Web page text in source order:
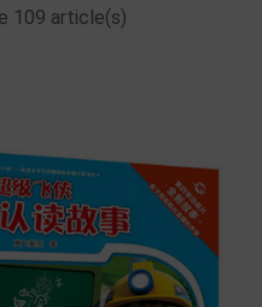
109 article(s)